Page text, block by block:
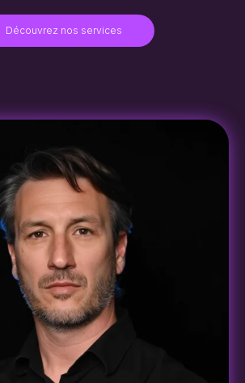
Découvrez nos services